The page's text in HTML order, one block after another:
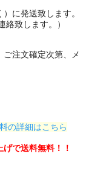
に発送致します。
致します。）
注文確定次第、メ
の詳細はこちら
で送料無料！！